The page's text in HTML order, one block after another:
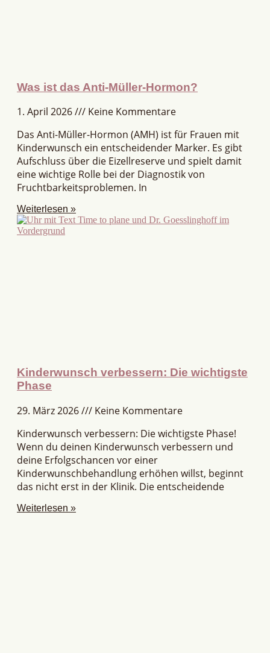
Was ist das Anti-Müller-Hormon?
1. April 2026
Keine Kommentare
Das Anti-Müller-Hormon (AMH) ist für Frauen mit
Kinderwunsch ein entscheidender Marker. Es gibt
Aufschluss über die Eizellreserve und spielt damit
eine wichtige Rolle bei der Diagnostik von
Fruchtbarkeitsproblemen. In
Weiterlesen »
Kinderwunsch verbessern: Die wichtigste
Phase
29. März 2026
Keine Kommentare
Kinderwunsch verbessern: Die wichtigste Phase!
Wenn du deinen Kinderwunsch verbessern und
deine Erfolgschancen vor einer
Kinderwunschbehandlung erhöhen willst, beginnt
das nicht erst in der Klinik. Die entscheidende
Weiterlesen »